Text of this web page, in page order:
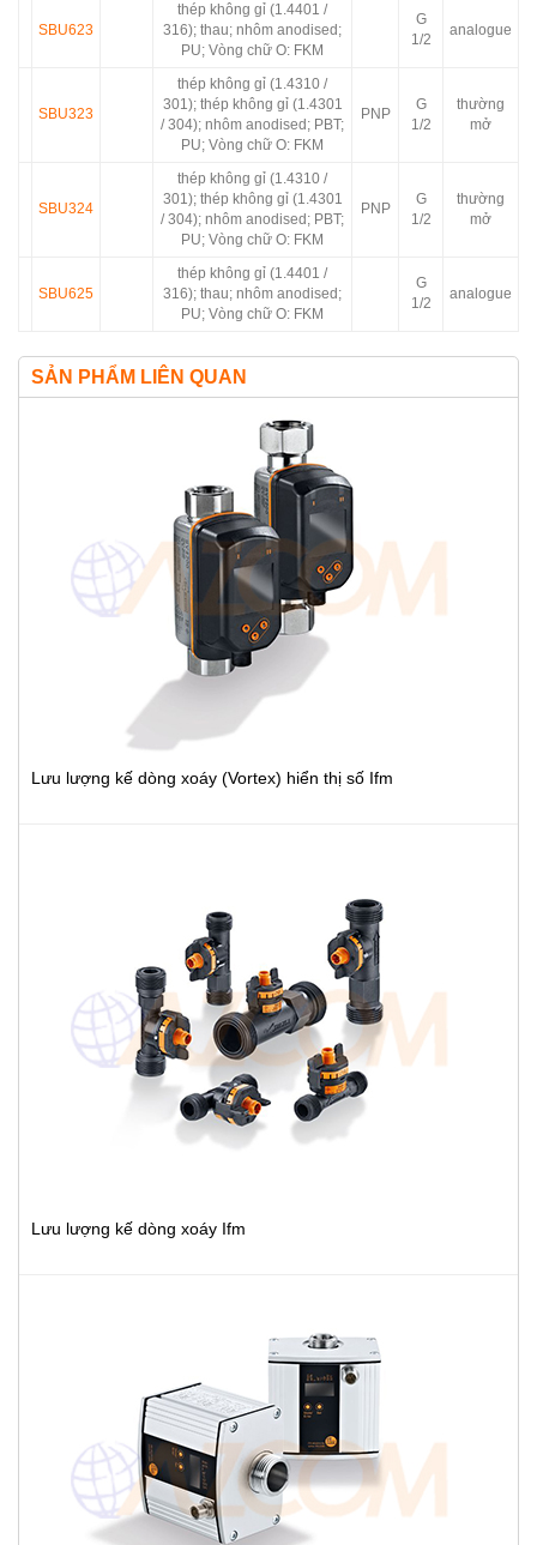
SBU623
thép không gỉ (1.4401 /
316); thau; nhôm anodised;
PU; Vòng chữ O: FKM
G
1/2
analogue
SBU323
thép không gỉ (1.4310 /
301); thép không gỉ (1.4301
/ 304); nhôm anodised; PBT;
PU; Vòng chữ O: FKM
PNP
G
1/2
thường
mở
SBU324
thép không gỉ (1.4310 /
301); thép không gỉ (1.4301
/ 304); nhôm anodised; PBT;
PU; Vòng chữ O: FKM
PNP
G
1/2
thường
mở
SBU625
thép không gỉ (1.4401 /
316); thau; nhôm anodised;
PU; Vòng chữ O: FKM
G
1/2
analogue
SẢN PHẨM LIÊN QUAN
Lưu lượng kế dòng xoáy (Vortex) hiển thị số Ifm
Lưu lượng kế dòng xoáy Ifm